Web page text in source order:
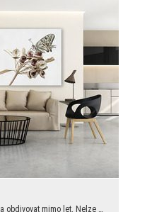
Jemné motýly lze jen zřídka obdivovat mimo let. Nelze však popřít, že i když spočívají na větvi n...